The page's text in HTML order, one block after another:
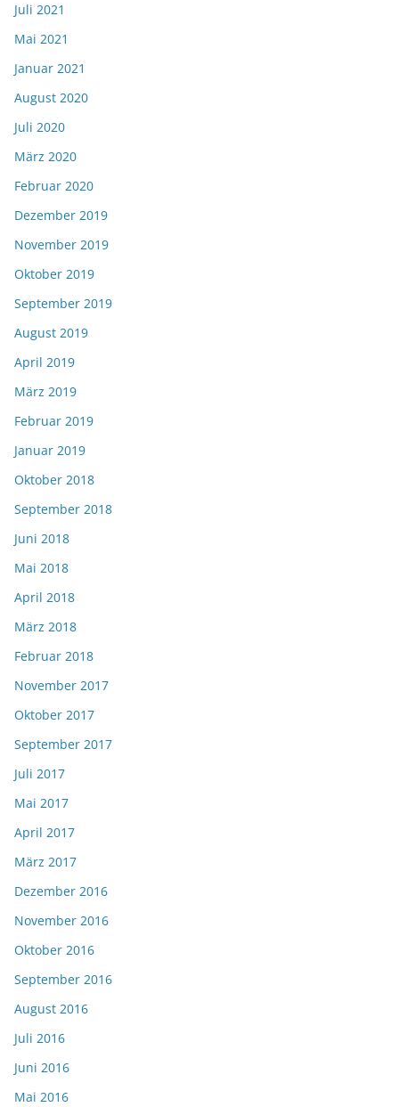
Juli 2021
Mai 2021
Januar 2021
August 2020
Juli 2020
März 2020
Februar 2020
Dezember 2019
November 2019
Oktober 2019
September 2019
August 2019
April 2019
März 2019
Februar 2019
Januar 2019
Oktober 2018
September 2018
Juni 2018
Mai 2018
April 2018
März 2018
Februar 2018
November 2017
Oktober 2017
September 2017
Juli 2017
Mai 2017
April 2017
März 2017
Dezember 2016
November 2016
Oktober 2016
September 2016
August 2016
Juli 2016
Juni 2016
Mai 2016